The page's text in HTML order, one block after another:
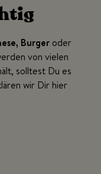
Burger oder
von vielen
solltest Du es
wir Dir hier